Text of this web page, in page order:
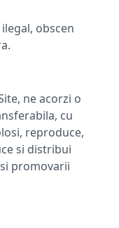
obscen
ne acorzi o
cu
reproduce,
si distribui
promovarii